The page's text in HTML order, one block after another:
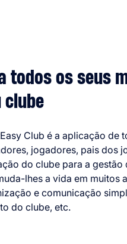
todos os seus
clube
Club é a aplicação de
jogadores, pais dos
do clube para a
lhes a vida em muitos
e comunicação
do clube, etc.